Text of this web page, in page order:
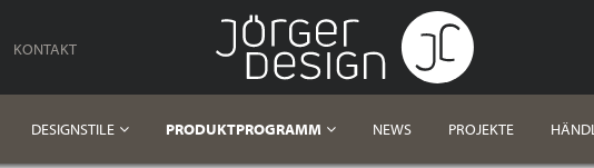
KONTAKT
DESIGNSTILE PRODUKTPROGRAMM NEWS PROJEKTE